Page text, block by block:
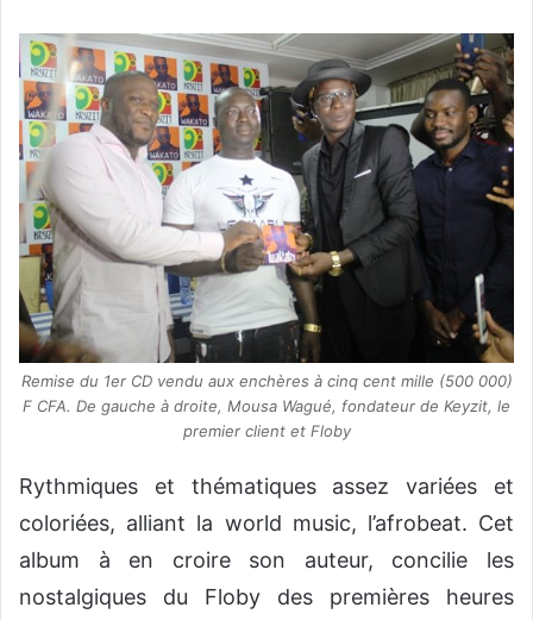
Remise du 1er CD vendu aux enchères à cinq cent mille (500 000)
F CFA. De gauche à droite, Mousa Wagué, fondateur de Keyzit, le
premier client et Floby
Rythmiques et thématiques assez variées et
coloriées, alliant la world music, l’afrobeat. Cet
album à en croire son auteur, concilie les
nostalgiques du Floby des premières heures